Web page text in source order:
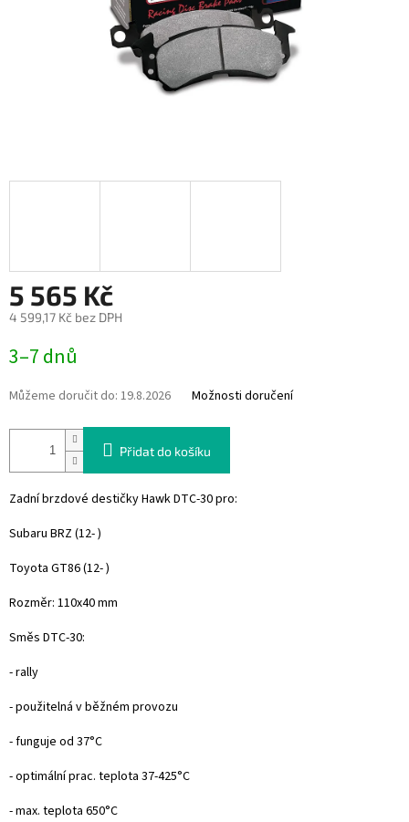
5 565 Kč
4 599,17 Kč bez DPH
cena:
3–7 dnů
Můžeme doručit do: 19.8.2026 Možnosti doručení
Přidat do košíku
Zadní brzdové destičky Hawk DTC-30 pro:
Subaru BRZ (12- )
Toyota GT86 (12- )
Rozměr: 110x40 mm
Směs DTC-30:
- rally
- použitelná v běžném provozu
- funguje od 37°C
- optimální prac. teplota 37-425°C
- max. teplota 650°C